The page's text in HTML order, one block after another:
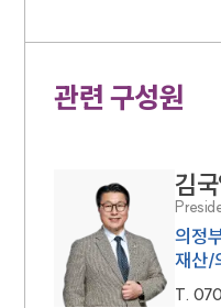
관련 구성원
김
의정
재산/
T.